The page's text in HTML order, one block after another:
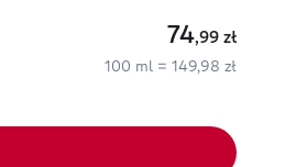
74,99 zł
100 ml = 149,98 zł